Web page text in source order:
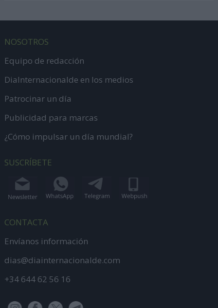
NOSOTROS
Equipo de redacción
DiaInternacionalde en los medios
Patrocinar un día
Publicidad para marcas
¿Cómo impulsar un día mundial?
SUSCRÍBETE
CONTACTA
Envíanos información
dias@diainternacionalde.com
+34 644 62 56 16